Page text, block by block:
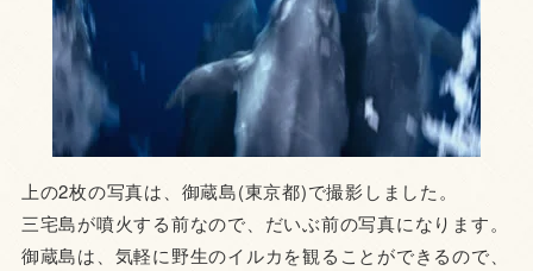
上の2枚の写真は、御蔵島(東京都)で撮影しました。
三宅島が噴火する前なので、だいぶ前の写真になります。
御蔵島は、気軽に野生のイルカを観ることができるので、